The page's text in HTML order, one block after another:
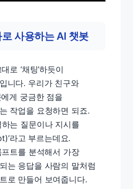
사용하는 AI 챗봇
로 ‘채팅’하듯이
니다. 우리가 친구와
게 궁금한 점을
작업을 요청하면 되죠.
는 질문이나 지시를
라고 부르는데요.
트를 분석해서 가장
는 응답을 사람의 말처럼
로 만들어 보여줍니다.